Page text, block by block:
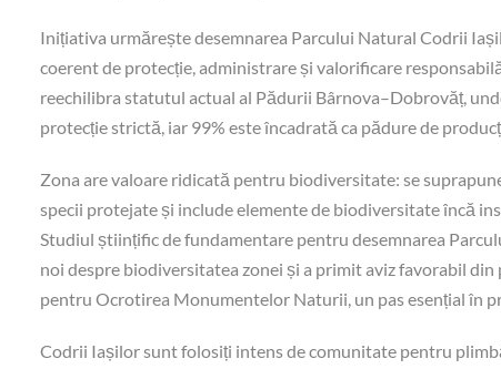
Inițiativa urmărește desemnarea Parcului Natural Codrii
coerent de protecție, administrare și valorificare
reechilibra statutul actual al Pădurii Bârnova–Dobrovăț,
protecție strictă, iar 99% este încadrată ca pădure de
Zona are valoare ridicată pentru biodiversitate: se
specii protejate și include elemente de biodiversitate încă
Studiul științific de fundamentare pentru desemnarea
noi despre biodiversitatea zonei și a primit aviz favorabil din
pentru Ocrotirea Monumentelor Naturii, un pas esențial în
Codrii Iașilor sunt folosiți intens de comunitate pentru